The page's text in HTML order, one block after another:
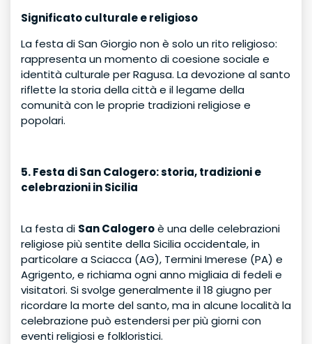
Significato culturale e religioso
La festa di San Giorgio non è solo un rito religioso:
rappresenta un momento di coesione sociale e
identità culturale per Ragusa. La devozione al santo
riflette la storia della città e il legame della
comunità con le proprie tradizioni religiose e
popolari.
5. Festa di San Calogero: storia, tradizioni e
celebrazioni in Sicilia
La festa di San Calogeroè una delle celebrazioni
religiose più sentite della Sicilia occidentale, in
particolare a Sciacca (AG), Termini Imerese (PA) e
Agrigento, e richiama ogni anno migliaia di fedeli e
visitatori. Si svolge generalmente il 18 giugno per
ricordare la morte del santo, ma in alcune località la
celebrazione può estendersi per più giorni con
eventi religiosi e folkloristici.